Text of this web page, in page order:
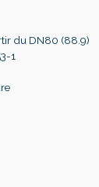
du DN80 (88.9)
1